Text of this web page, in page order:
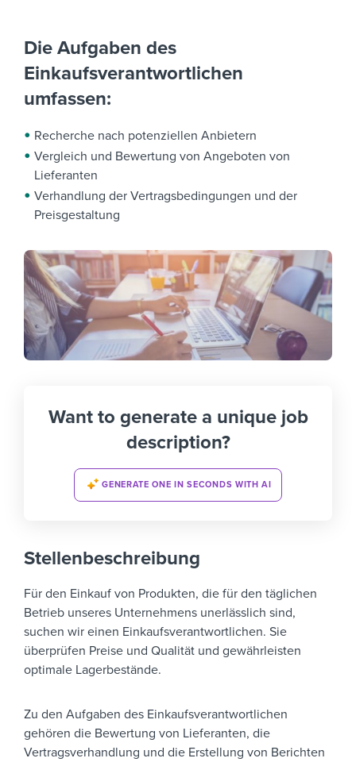
Die Aufgaben des
Einkaufsverantwortlichen
umfassen:
Recherche nach potenziellen Anbietern
Vergleich und Bewertung von Angeboten von
Lieferanten
Verhandlung der Vertragsbedingungen und der
Preisgestaltung
Want to generate a unique job
description?
GENERATE ONE IN SECONDS WITH AI
Stellenbeschreibung
Für den Einkauf von Produkten, die für den täglichen
Betrieb unseres Unternehmens unerlässlich sind,
suchen wir einen Einkaufsverantwortlichen. Sie
überprüfen Preise und Qualität und gewährleisten
optimale Lagerbestände.
Zu den Aufgaben des Einkaufsverantwortlichen
gehören die Bewertung von Lieferanten, die
Vertragsverhandlung und die Erstellung von Berichten